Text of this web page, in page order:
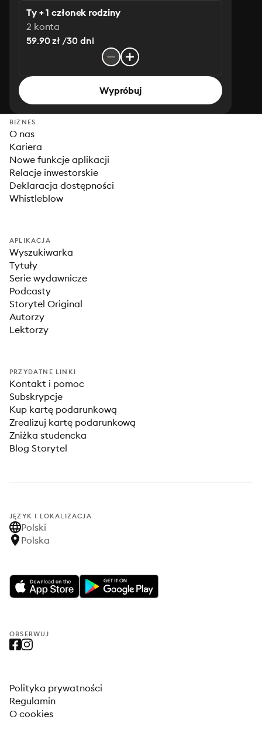
Ty + 1 członek rodziny
2 konta
59.90 zł /30 dni
Wypróbuj
BIZNES
O nas
Kariera
Nowe funkcje aplikacji
Relacje inwestorskie
Deklaracja dostępności
Whistleblow
APLIKACJA
Wyszukiwarka
Tytuły
Serie wydawnicze
Podcasty
Storytel Original
Autorzy
Lektorzy
PRZYDATNE LINKI
Kontakt i pomoc
Subskrypcje
Kup kartę podarunkową
Zrealizuj kartę podarunkową
Zniżka studencka
Blog Storytel
JĘZYK I LOKALIZACJA
Polski
Polska
OBSERWUJ
Polityka prywatności
Regulamin
O cookies